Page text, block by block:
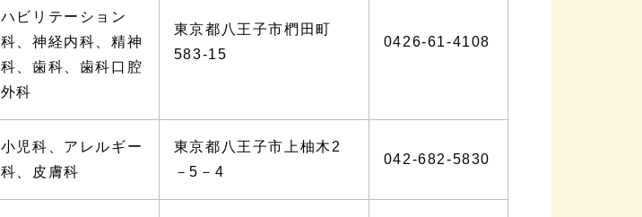
ハビリテーション
科、神経内科、精神
科、歯科、歯科口腔
外科
東京都八王子市椚田町
583-15
0426-61-4108
小児科、アレルギー
科、皮膚科
東京都八王子市上柚木2
－5－4
042-682-5830